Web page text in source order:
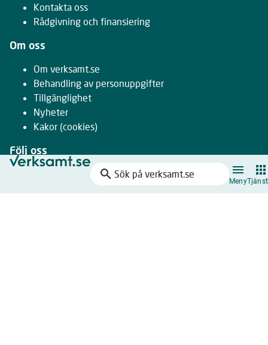
search
Sök
på
Meny
Kontakta oss
Rådgivning och finansiering
Om oss
Om verksamt.se
Behandling av personuppgifter
Tillgänglighet
Nyheter
Kakor (cookies)
Följ oss
Facebook